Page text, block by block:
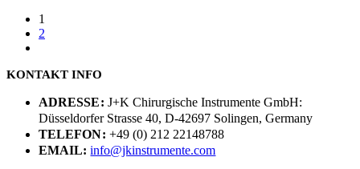
1
2
KONTAKT INFO
ADRESSE: J+K Chirurgische Instrumente GmbH:
Düsseldorfer Strasse 40, D-42697 Solingen, Germany
TELEFON: +49 (0) 212 22148788
EMAIL: info@jkinstrumente.com